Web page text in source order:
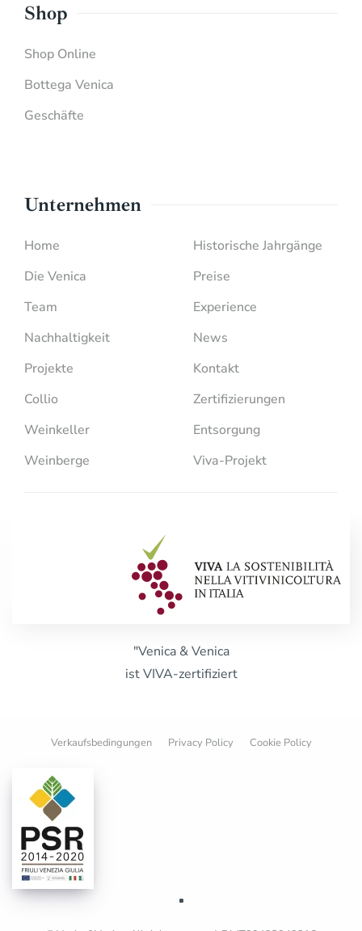
Shop
Shop Online
Bottega Venica
Geschäfte
Unternehmen
Home
Die Venica
Team
Nachhaltigkeit
Projekte
Collio
Weinkeller
Weinberge
Historische Jahrgänge
Preise
Experience
News
Kontakt
Zertifizierungen
Entsorgung
Viva-Projekt
"Venica & Venica
ist VIVA-zertifiziert
Verkaufsbedingungen Privacy Policy Cookie Policy